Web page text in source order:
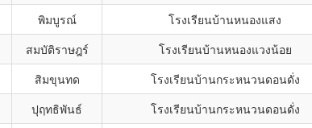
พิมบูรณ์ โรงเรียนบ้านหนองแสง
สมบัติราษฎร์ โรงเรียนบ้านหนองแวงน้อย
สิมขุนทด โรงเรียนบ้านกระหนวนดอนดั่ง
ปุฤทธิพันธ์ โรงเรียนบ้านกระหนวนดอนดั่ง